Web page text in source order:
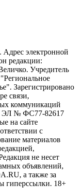
электронной
редакции:
Учредитель
Зарегистрировано
связи,
коммуникаций
ЭЛ № ФС77-82617
на сайте
с
материалов
не несет
объявлений,
а также за
гиперссылки. 18+